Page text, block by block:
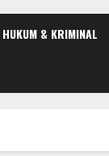
HUKUM & KRIMINAL